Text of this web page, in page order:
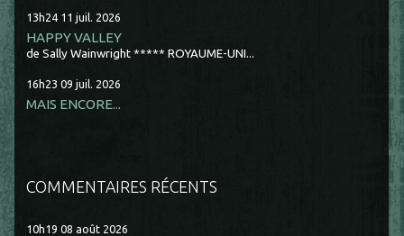
13h24 11 juil. 2026
HAPPY VALLEY
de Sally Wainwright ***** ROYAUME-UNI...
16h23 09 juil. 2026
MAIS ENCORE...
COMMENTAIRES RÉCENTS
10h19 08 août 2026